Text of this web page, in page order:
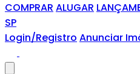
COMPRAR ALUGAR
SP
Login/Registro Anunciar